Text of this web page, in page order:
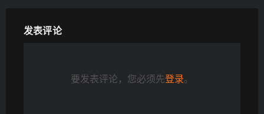
发表评论
要发表评论，您必须先登录。